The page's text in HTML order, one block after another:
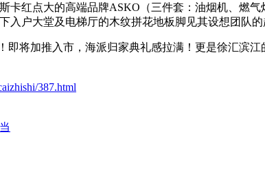
卡红点大的高端品牌ASKO（三件套：油烟机、燃
入户大堂及电梯厅的木纹拼花地板脚见其设想团队的
将加推入市，海派归家典礼感拉满！更是徐汇滨
387.html